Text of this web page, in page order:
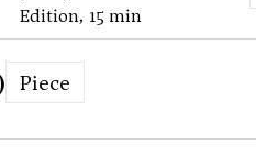
Edition, 15 min
Piece